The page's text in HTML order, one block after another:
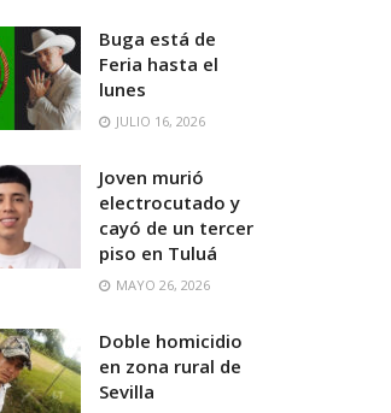
Buga está de
Feria hasta el
lunes
JULIO 16, 2026
Joven murió
electrocutado y
cayó de un tercer
piso en Tuluá
MAYO 26, 2026
Doble homicidio
en zona rural de
Sevilla